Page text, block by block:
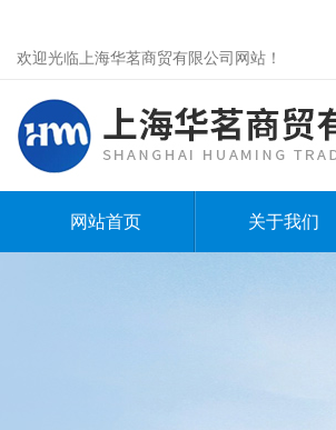
欢迎光临上海华茗商贸有限公司网站！
网站首页 关于我们